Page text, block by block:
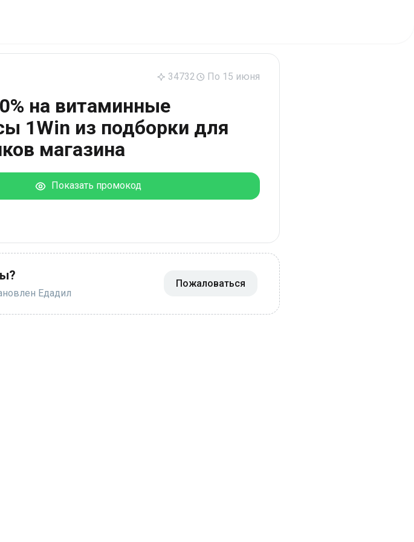
34732 По 15 июня
на витаминные
1Win из подборки для
магазина
Показать промокод
Едадил
Пожаловаться